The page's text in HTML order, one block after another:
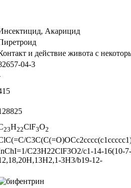
Акарицид
и действие живота с
04-3
23H22ClF3O2
C23H22ClF3O2/c1-14-16(10-
3H3/b19-12-